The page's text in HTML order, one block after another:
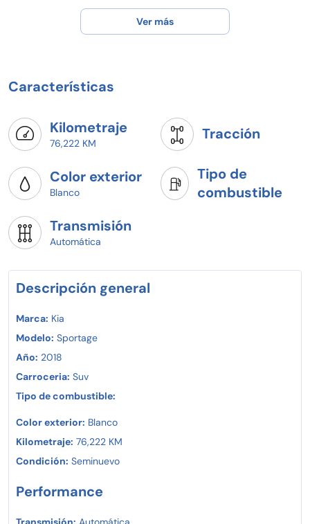
Ver más
Características
Kilometraje
76,222 KM
Tracción
Color exterior
Blanco
Tipo de
combustible
Transmisión
Automática
Descripción general
Marca: Kia
Modelo: Sportage
Año: 2018
Carroceria: Suv
Tipo de combustible:
Color exterior: Blanco
Kilometraje: 76,222 KM
Condición: Seminuevo
Performance